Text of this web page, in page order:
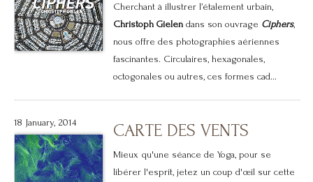
Cherchant à illustrer l’étalement urbain,
Christoph Gielendans son ouvrage Ciphers,
nous offre des photographies aériennes
fascinantes. Circulaires, hexagonales,
octogonales ou autres, ces formes cad...
18 January, 2014 CARTE DES VENTS
Mieux qu'une séance de Yoga, pour se
libérer l'esprit, jetez un coup d'œil sur cette